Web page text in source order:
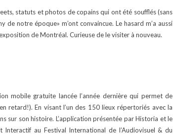
statuts et photos de copains qui ont été soufflés (sans
notre époque» m’ont convaincue. Le hasard m’a aussi
de Montréal. Curieuse de le visiter à nouveau.
mobile gratuite lancée l’année dernière qui permet de
retard!). En visant l’un des 150 lieux répertoriés avec la
sur son histoire. L’application présentée par Historia et le
au Festival International de l’Audiovisuel & du